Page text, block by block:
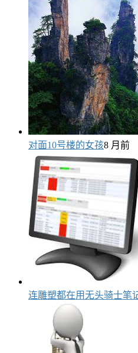
对面10号楼的女孩8 月前
连雕塑都在用无头骑士笔